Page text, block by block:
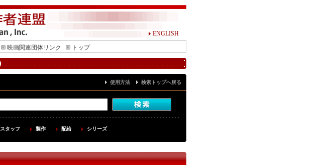
ENGLISH
映画関連団体リンク トップ
使用方法 検索トップへ戻る
スタッフ 製作 配給 シリーズ